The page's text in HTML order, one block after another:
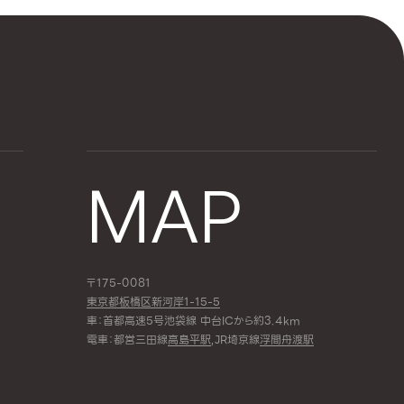
MAP
〒175-0081
東京都板橋区新河岸1-15-5
車：首都高速5号池袋線 中台ICから約3.4km
電車：都営三田線高島平駅,JR埼京線浮間舟渡駅